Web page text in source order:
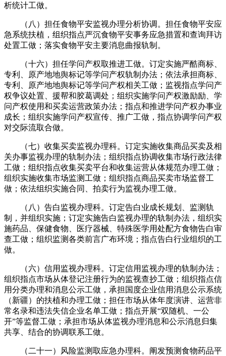
析统计工做。
（八）担任食物平安监视办理分析协调。担任食物平安应
急系统扶植，组织指点严沉食物平安事务应急措置和查询拜访
处置工做；落实食物平安主要消息曲报轨制。
（十六）担任学问产权取推进工做。订定实施严酷商标、
专利、原产地地舆标记等学问产权轨制办法；依法承担商标、
专利、原产地地舆标记等学问产权相关工做；监视指点学问产
权争议处置、援帮和胶葛调处；组织实施学问产权激励励、学
问产权使用和买卖运营政策办法；指点和推进学问产权办事业
成长；组织实施学问产权宣传、推广工做，指点协调学问产权
对交际流取合做。
（七）收集买卖监视办理科。订定实施收集商品买卖及相
关办事监视办理的轨制办法；组织指点协调收集市场行政法律
工做；组织指点收集买卖平台和收集运营从体规范办理工做；
组织实施收集市场监测工做；组织指点商品买卖市场监督工
做；依法组织实施合同、拍卖行为监视办理工做。
（八）告白监视办理科。订定告白业成长规划、监测轨
制，并组织实施；订定实施告白监视办理的轨制办法，组织实
施药品、保健食物、医疗器械、特殊医学用处配方食物告白审
查工做；组织监测各类前言广布环境；指点告白行业组织的工
做。
（六）信用监视办理科。订定信用监视办理的轨制办法；
组织指点市场从体登记注册行为的监视查抄工做；组织指点信
用分类办理和消息公示工做，承担国度企业信用消息公示系统
（新疆）的扶植和办理工做；担任市场从体年度演讲、运营非
常名录和违法失信企业名单工做；指点开展“双随机、一公
开”等监督工做；承担市场从体监视办理消息和公示消息归集
共享、结合的协调联系工做。
（二十一）风险监测取应急办理科。阐发预测食物药品平